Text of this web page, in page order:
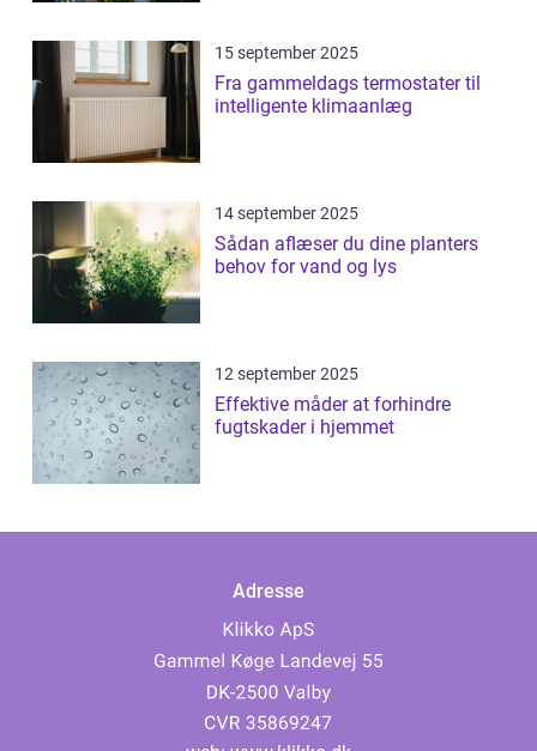
15 september 2025
Fra gammeldags termostater til
intelligente klimaanlæg
14 september 2025
Sådan aflæser du dine planters
behov for vand og lys
12 september 2025
Effektive måder at forhindre
fugtskader i hjemmet
Adresse